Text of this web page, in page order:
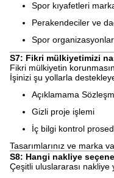
Spor kıyafetleri
Perakendeciler ve
Spor
S7: Fikri mülkiyetimizi
Fikri mülkiyetin
İşinizi şu yollarla
Açıklamama
Gizli proje işlemi
İç bilgi kontrol
Tasarımlarınız ve marka
S8: Hangi nakliye
Çeşitli uluslararası